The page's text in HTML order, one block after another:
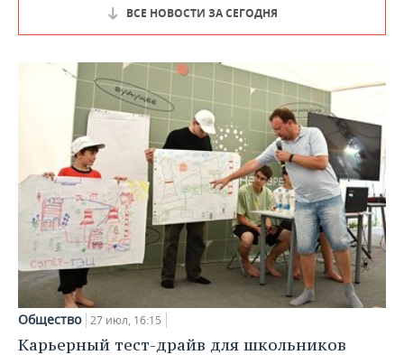
ВСЕ НОВОСТИ ЗА СЕГОДНЯ
Общество 27 июл, 16:15
Карьерный тест-драйв для школьников